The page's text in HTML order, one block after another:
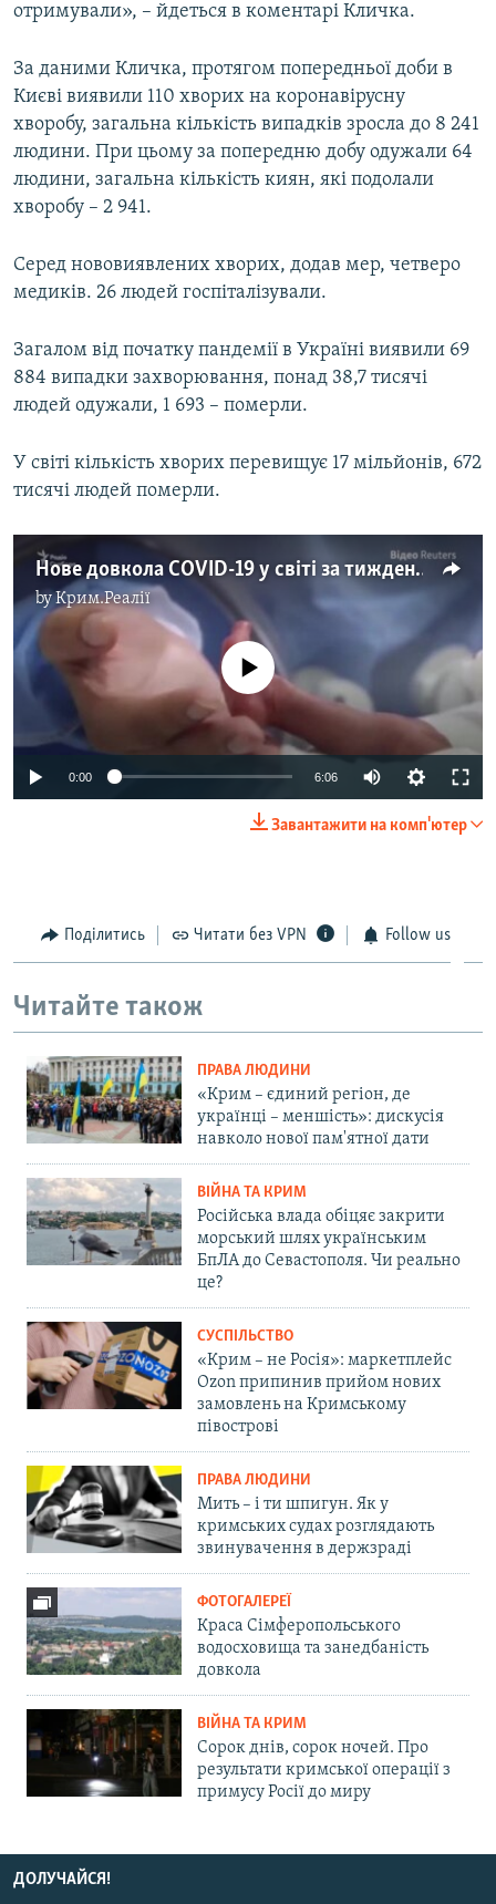
отримували», – йдеться в коментарі Кличка.
За даними Кличка, протягом попередньої доби в
Києві виявили 110 хворих на коронавірусну
хворобу, загальна кількість випадків зросла до 8 241
людини. При цьому за попередню добу одужали 64
людини, загальна кількість киян, які подолали
хворобу – 2 941.​
Серед нововиявлених хворих, додав мер, четверо
медиків. 26 людей госпіталізували.
Загалом від початку пандемії в Україні виявили 69
884 випадки захворювання, понад 38,7 тисячі
людей одужали, 1 693 – померли.
У світі кількість хворих перевищує 17 мільйонів, 672
тисячі людей померли.
Нове довкола COVID-19 у світі за тиждень – відео
byКрим.Реалії
720p 1080p
No media source currently available
0:00 6:06
720p
1080p
Завантажити на комп'ютер
Поділитись Читати без VPN Follow us
Читайте також
ПРАВА ЛЮДИНИ
«Крим – єдиний регіон, де
українці – меншість»: дискусія
навколо нової пам'ятної дати
ВІЙНА ТА КРИМ
Російська влада обіцяє закрити
морський шлях українським
БпЛА до Севастополя. Чи реально
це?
СУСПІЛЬСТВО
«Крим – не Росія»: маркетплейс
Ozon припинив прийом нових
замовлень на Кримському
півострові
ПРАВА ЛЮДИНИ
Мить – і ти шпигун. Як у
кримських судах розглядають
звинувачення в держзраді
ФОТОГАЛЕРЕЇ
Краса Сімферопольського
водосховища та занедбаність
довкола
ВІЙНА ТА КРИМ
Сорок днів, сорок ночей. Про
результати кримської операції з
примусу Росії до миру
ДОЛУЧАЙСЯ!